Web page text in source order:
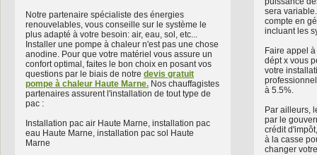
Notre partenaire spécialiste des énergies
renouvelables, vous conseille sur le système le
plus adapté à votre besoin: air, eau, sol, etc...
Installer une pompe à chaleur n'est pas une chose
anodine. Pour que votre matériel vous assure un
confort optimal, faites le bon choix en posant vos
questions par le biais de notre devis gratuit
pompe à chaleur Haute Marne. Nos chauffagistes
partenaires assurent l'installation de tout type de
pac :
Installation pac air Haute Marne, installation pac
eau Haute Marne, installation pac sol Haute
Marne
sera
compte en
incluant les
Faire appel
dépt x vous
votre
à 5.5%.
Par ailleurs,
par le
crédit
à la casse
changer